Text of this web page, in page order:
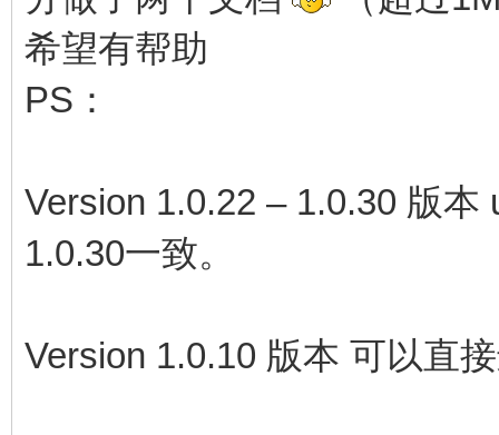
希望有帮助
PS：
Version 1.0.22 – 1.0.30 版
1.0.30一致。
Version 1.0.10 版本 可以直